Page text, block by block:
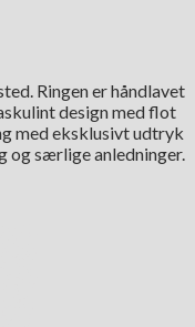
Ringen er håndlavet
design med flot
med eksklusivt udtryk
og særlige anledninger.